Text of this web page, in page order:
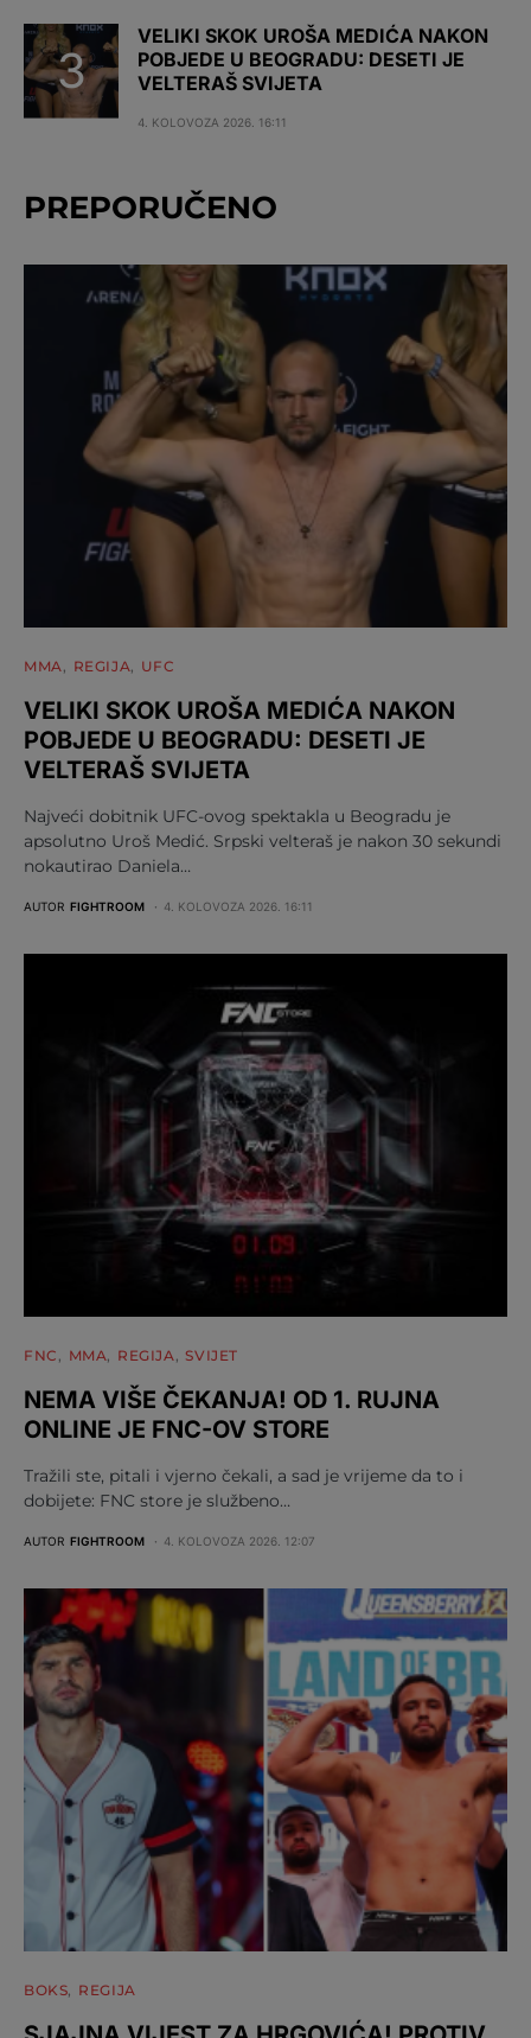
VELIKI SKOK UROŠA MEDIĆA NAKON
POBJEDE U BEOGRADU: DESETI JE
VELTERAŠ SVIJETA
4. KOLOVOZA 2026. 16:11
PREPORUČENO
MMA REGIJA UFC
VELIKI SKOK UROŠA MEDIĆA NAKON
POBJEDE U BEOGRADU: DESETI JE
VELTERAŠ SVIJETA
Najveći dobitnik UFC-ovog spektakla u Beogradu je
apsolutno Uroš Medić. Srpski velteraš je nakon 30 sekundi
nokautirao Daniela…
AUTOR FIGHTROOM 4. KOLOVOZA 2026. 16:11
FNC MMA REGIJA SVIJET
NEMA VIŠE ČEKANJA! OD 1. RUJNA
ONLINE JE FNC-OV STORE
Tražili ste, pitali i vjerno čekali, a sad je vrijeme da to i
dobijete: FNC store je službeno…
AUTOR FIGHTROOM 4. KOLOVOZA 2026. 12:07
BOKS REGIJA